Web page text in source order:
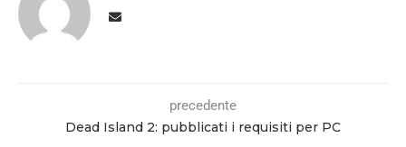
precedente
Dead Island 2: pubblicati i requisiti per PC